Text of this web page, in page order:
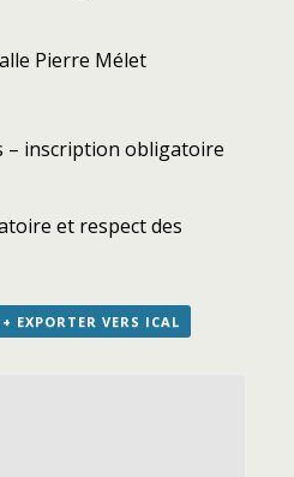
Pierre Mélet
– inscription obligatoire
et respect des
+ EXPORTER VERS ICAL